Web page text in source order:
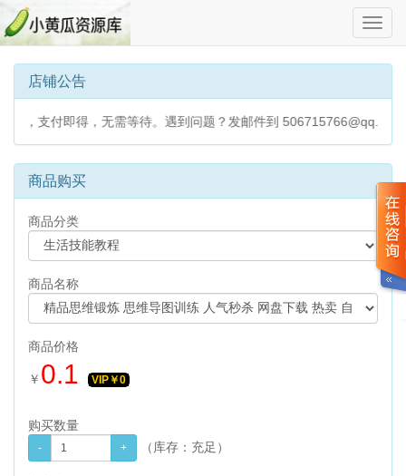
切
换
导
店铺公告
，支付即得，无需等待。遇到问题？发邮件到 506715766@qq.com
商品购买
商品分类
商品名称
商品价格
￥ 0.1 VIP￥0
购买数量
（库存： 充足 ）